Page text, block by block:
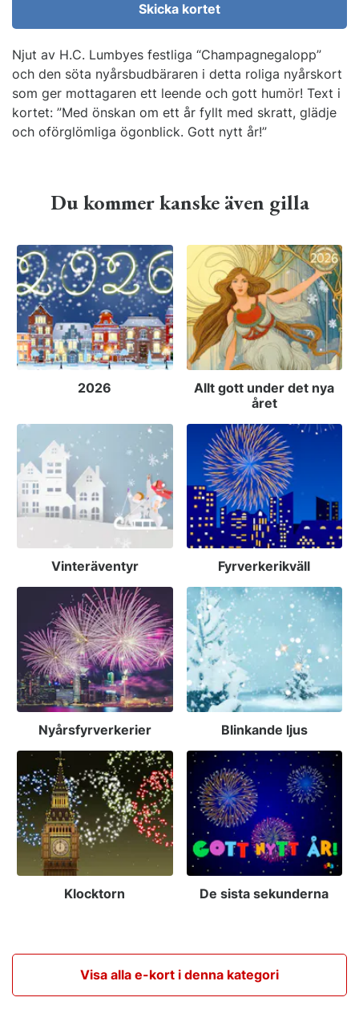
Skicka kortet
Njut av H.C. Lumbyes festliga “Champagnegalopp”
och den söta nyårsbudbäraren i detta roliga nyårskort
som ger mottagaren ett leende och gott humör! Text i
kortet: ”Med önskan om ett år fyllt med skratt, glädje
och oförglömliga ögonblick. Gott nytt år!”
Du kommer kanske även gilla
2026
Allt gott under det nya
året
Vinteräventyr Fyrverkerikväll
Nyårsfyrverkerier Blinkande ljus
Klocktorn De sista sekunderna
Visa alla e-kort i denna kategori